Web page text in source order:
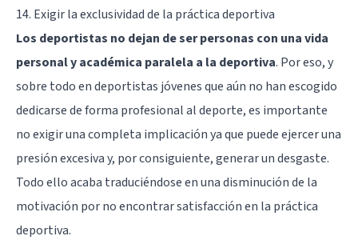
14. Exigir la exclusividad de la práctica deportiva
Los deportistas no dejan de ser personas con una vida
personal y académica paralela a la deportiva. Por eso, y
sobre todo en deportistas jóvenes que aún no han escogido
dedicarse de forma profesional al deporte, es importante
no exigir una completa implicación ya que puede ejercer una
presión excesiva y, por consiguiente, generar un desgaste.
Todo ello acaba traduciéndose en una disminución de la
motivación por no encontrar satisfacción en la práctica
deportiva.